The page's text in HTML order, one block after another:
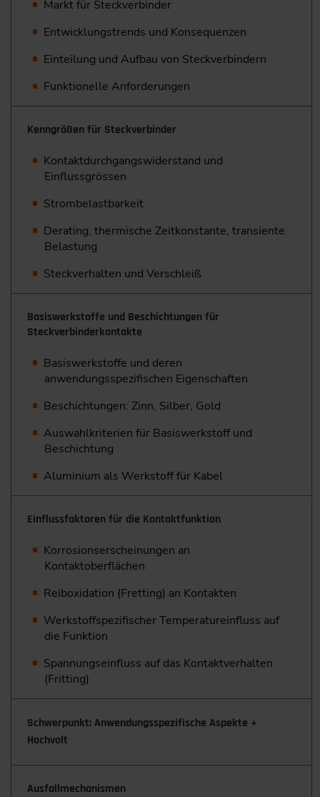
Markt für Steckverbinder
Entwicklungstrends und Konsequenzen
Einteilung und Aufbau von Steckverbindern
Funktionelle Anforderungen
Kenngrößen für Steckverbinder
Kontaktdurchgangswiderstand und
Einflussgrössen
Strombelastbarkeit
Derating, thermische Zeitkonstante, transiente
Belastung
Steckverhalten und Verschleiß
Basiswerkstoffe und Beschichtungen für
Steckverbinderkontakte
Basiswerkstoffe und deren
anwendungsspezifischen Eigenschaften
Beschichtungen: Zinn, Silber, Gold
Auswahlkriterien für Basiswerkstoff und
Beschichtung
Aluminium als Werkstoff für Kabel
Einflussfaktoren für die Kontaktfunktion
Korrosionserscheinungen an
Kontaktoberflächen
Reiboxidation (Fretting) an Kontakten
Werkstoffspezifischer Temperatureinfluss auf
die Funktion
Spannungseinfluss auf das Kontaktverhalten
(Fritting)
Schwerpunkt: Anwendungsspezifische Aspekte +
Hochvolt
Ausfallmechanismen